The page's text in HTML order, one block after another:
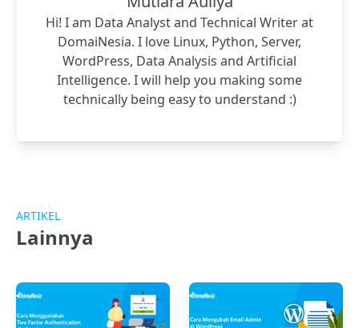
Hi! I am Data Analyst and Technical Writer at
DomaiNesia. I love Linux, Python, Server,
WordPress, Data Analysis and Artificial
Intelligence. I will help you making some
technically being easy to understand :)
ARTIKEL
Lainnya